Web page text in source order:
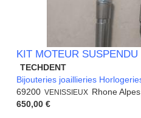
KIT MOTEUR SUSPENDU
TECHDENT
Bijouteries joaillieries
69200 VENISSIEUX Rhone Alpes
650,00 €